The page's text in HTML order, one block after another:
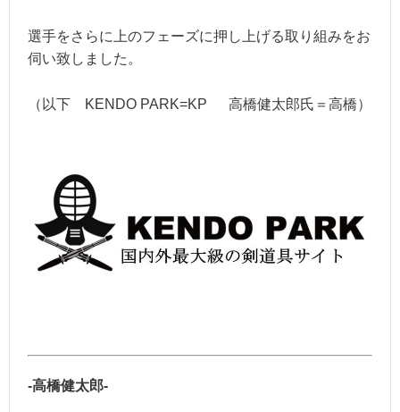
選手をさらに上のフェーズに押し上げる取り組みをお
伺い致しました。
（以下 KENDO PARK=KP 高橋健太郎氏＝高橋）
-高橋健太郎-